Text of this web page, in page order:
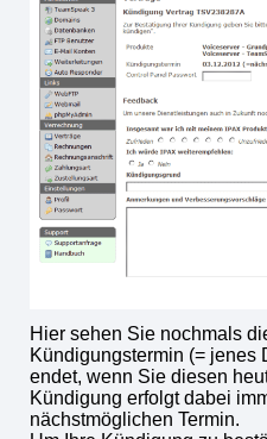
Hier sehen Sie nochmals
Kündigungstermin (= jenes
endet, wenn Sie diesen
Kündigung erfolgt dabei
nächstmöglichen Termin.